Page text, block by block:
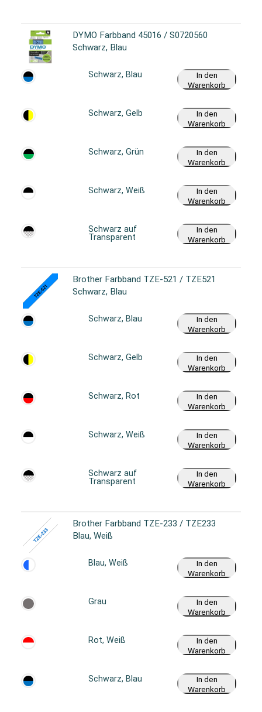
DYMO Farbband 45016 / S0720560
Schwarz, Blau
Schwarz, Blau
In den
Warenkorb
Schwarz, Gelb
In den
Warenkorb
Schwarz, Grün
In den
Warenkorb
Schwarz, Weiß
In den
Warenkorb
Schwarz auf
Transparent
In den
Warenkorb
Brother Farbband TZE-521 / TZE521
Schwarz, Blau
Schwarz, Blau
In den
Warenkorb
Schwarz, Gelb
In den
Warenkorb
Schwarz, Rot
In den
Warenkorb
Schwarz, Weiß
In den
Warenkorb
Schwarz auf
Transparent
In den
Warenkorb
Brother Farbband TZE-233 / TZE233
Blau, Weiß
Blau, Weiß
In den
Warenkorb
Grau
In den
Warenkorb
Rot, Weiß
In den
Warenkorb
Schwarz, Blau
In den
Warenkorb